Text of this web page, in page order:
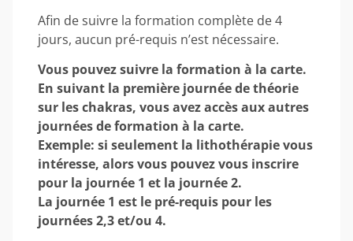
Afin de suivre la formation complète de 4
jours, aucun pré-requis n’est nécessaire.
Vous pouvez suivre la formation à la carte.
En suivant la première journée de théorie
sur les chakras, vous avez accès aux autres
journées de formation à la carte.
Exemple: si seulement la lithothérapie vous
intéresse, alors vous pouvez vous inscrire
pour la journée 1 et la journée 2.
La journée 1 est le pré-requis pour les
journées 2,3 et/ou 4.